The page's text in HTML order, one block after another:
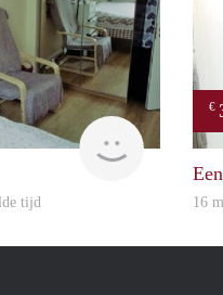
finder
tijd
€
16 m